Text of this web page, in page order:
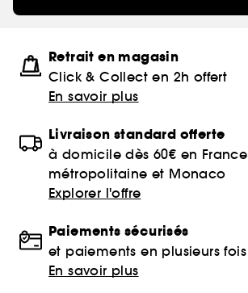
Retrait en magasin
Click & Collect en 2h offert
En savoir plus
Livraison standard offerte
à domicile dès 60€ en France
métropolitaine et Monaco
Explorer l'offre
Paiements sécurisés
et paiements en plusieurs fois
En savoir plus